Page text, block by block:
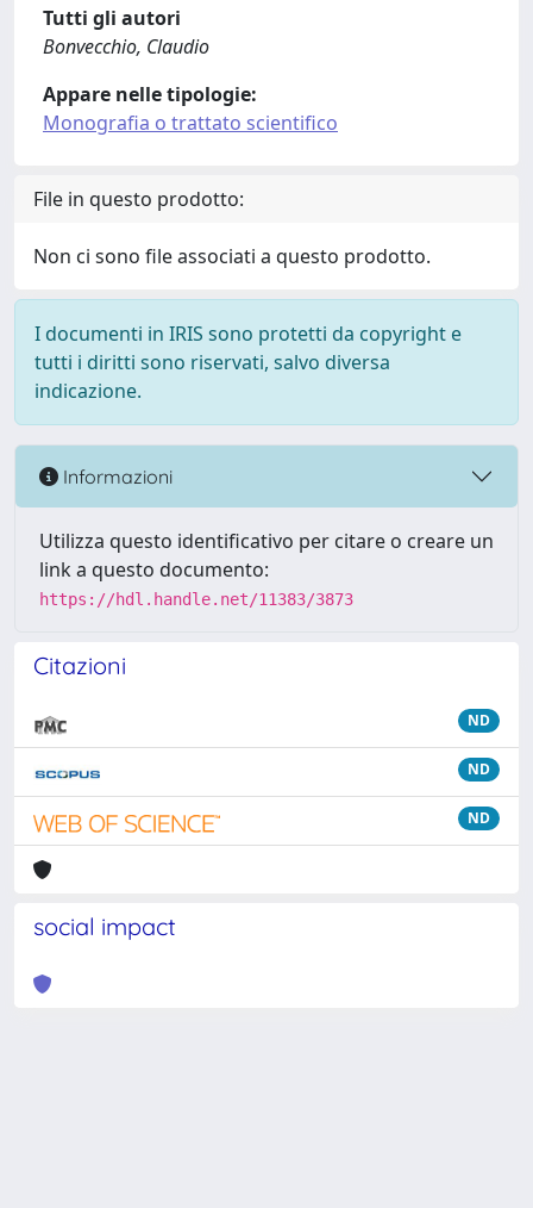
Tutti gli autori
Bonvecchio, Claudio
Appare nelle tipologie:
Monografia o trattato scientifico
File in questo prodotto:
Non ci sono file associati a questo prodotto.
I documenti in IRIS sono protetti da copyright e
tutti i diritti sono riservati, salvo diversa
indicazione.
Informazioni
Utilizza questo identificativo per citare o creare un
link a questo documento:
https://hdl.handle.net/11383/3873
Citazioni
ND
ND
ND
social impact